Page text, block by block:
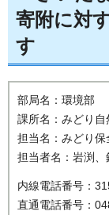
寄附に対
す
部局名：環境部
課所名：みどり自
担当名：みどり保
担当者名：岩渕、
内線電話番号：
直通電話番号：